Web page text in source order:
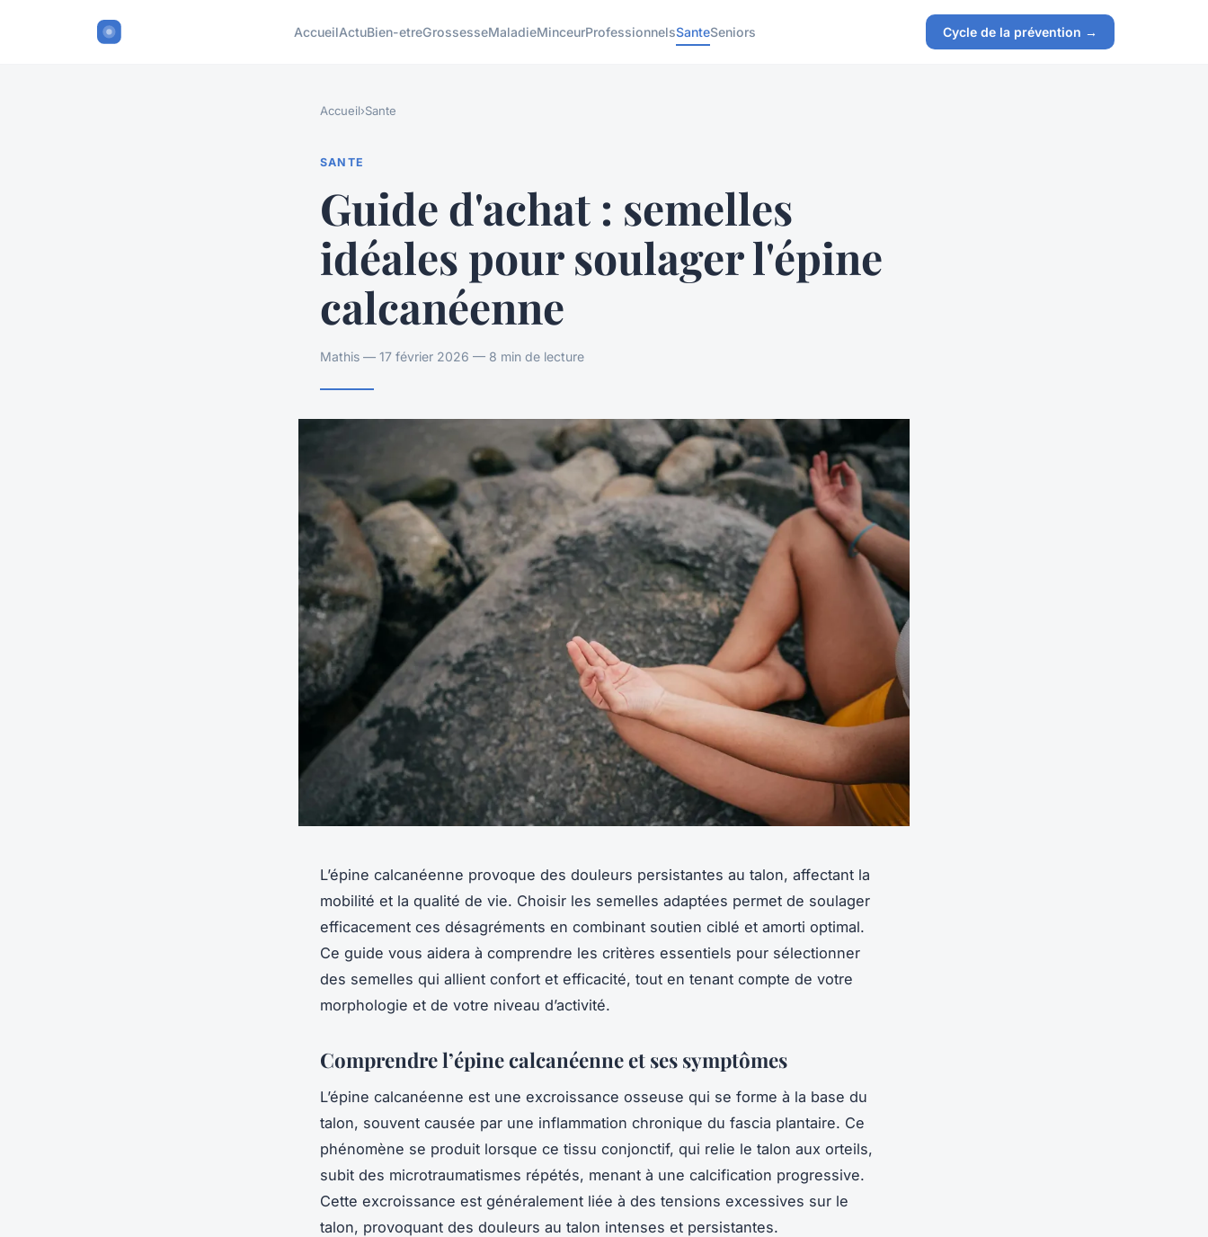
AccueilActuBien-etreGrossesseMaladieMinceurProfessionnelsSanteSeniors Cycle de la prévention →
Accueil›Sante
SANTE
Guide d'achat : semelles
idéales pour soulager l'épine
calcanéenne
Mathis — 17 février 2026 — 8 min de lecture
L’épine calcanéenne provoque des douleurs persistantes au talon, affectant la
mobilité et la qualité de vie. Choisir les semelles adaptées permet de soulager
efficacement ces désagréments en combinant soutien ciblé et amorti optimal.
Ce guide vous aidera à comprendre les critères essentiels pour sélectionner
des semelles qui allient confort et efficacité, tout en tenant compte de votre
morphologie et de votre niveau d’activité.
Comprendre l’épine calcanéenne et ses symptômes
L’épine calcanéenne est une excroissance osseuse qui se forme à la base du
talon, souvent causée par une inflammation chronique du fascia plantaire. Ce
phénomène se produit lorsque ce tissu conjonctif, qui relie le talon aux orteils,
subit des microtraumatismes répétés, menant à une calcification progressive.
Cette excroissance est généralement liée à des tensions excessives sur le
talon, provoquant des douleurs au talon intenses et persistantes.